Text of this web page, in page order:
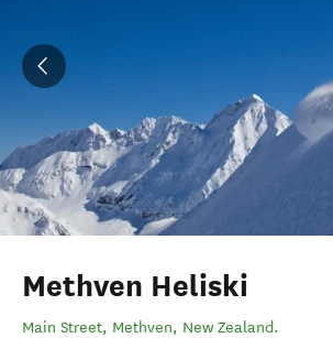
Methven Heliski
Main Street, Methven, New Zealand.